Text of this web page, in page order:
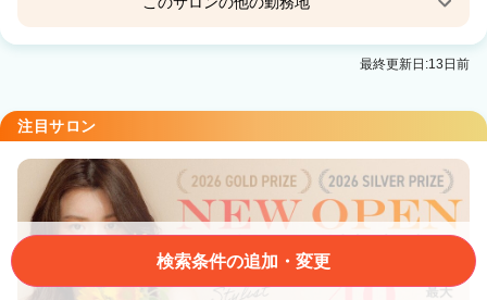
Cloe 中目黒
Cloe 門前仲町
Cloe 武蔵小杉
武蔵小杉駅 徒歩3分
仙台駅 徒歩5分
最終更新日:13日前
注目サロン
検索条件の追加・変更